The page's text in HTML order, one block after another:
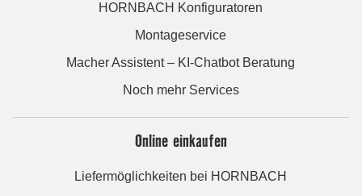
HORNBACH Konfiguratoren
Montageservice
Macher Assistent – KI-Chatbot Beratung
Noch mehr Services
Online einkaufen
Liefermöglichkeiten bei HORNBACH